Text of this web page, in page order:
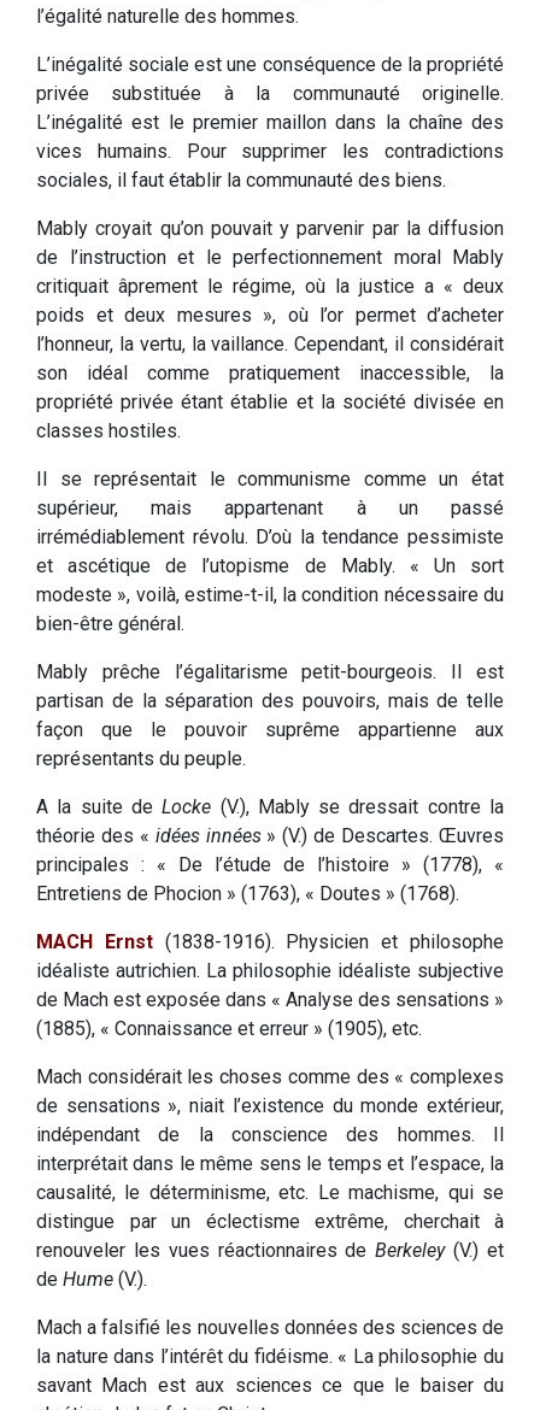
l’égalité naturelle des hommes.
L’inégalité sociale est une conséquence de la propriété
privée substituée à la communauté originelle.
L’inégalité est le premier maillon dans la chaîne des
vices humains. Pour supprimer les contradictions
sociales, il faut établir la communauté des biens.
Mably croyait qu’on pouvait y parvenir par la diffusion
de l’instruction et le perfectionnement moral Mably
critiquait âprement le régime, où la justice a « deux
poids et deux mesures », où l’or permet d’acheter
l’honneur, la vertu, la vaillance. Cependant, il considérait
son idéal comme pratiquement inaccessible, la
propriété privée étant établie et la société divisée en
classes hostiles.
Il se représentait le communisme comme un état
supérieur, mais appartenant à un passé
irrémédiablement révolu. D’où la tendance pessimiste
et ascétique de l’utopisme de Mably. « Un sort
modeste », voilà, estime-t-il, la condition nécessaire du
bien-être général.
Mably prêche l’égalitarisme petit-bourgeois. Il est
partisan de la séparation des pouvoirs, mais de telle
façon que le pouvoir suprême appartienne aux
représentants du peuple.
A la suite deLocke (V.), Mably se dressait contre la
théorie des « idées innées» (V.) de Descartes. Œuvres
principales : « De l’étude de l’histoire » (1778), «
Entretiens de Phocion » (1763), « Doutes » (1768).
MACH Ernst(1838-1916). Physicien et philosophe
idéaliste autrichien. La philosophie idéaliste subjective
de Mach est exposée dans « Analyse des sensations »
(1885), « Connaissance et erreur » (1905), etc.
Mach considérait les choses comme des « complexes
de sensations », niait l’existence du monde extérieur,
indépendant de la conscience des hommes. Il
interprétait dans le même sens le temps et l’espace, la
causalité, le déterminisme, etc. Le machisme, qui se
distingue par un éclectisme extrême, cherchait à
renouveler les vues réactionnaires deBerkeley(V.) et
de Hume (V.).
Mach a falsifié les nouvelles données des sciences de
la nature dans l’intérêt du fidéisme. « La philosophie du
savant Mach est aux sciences ce que le baiser du